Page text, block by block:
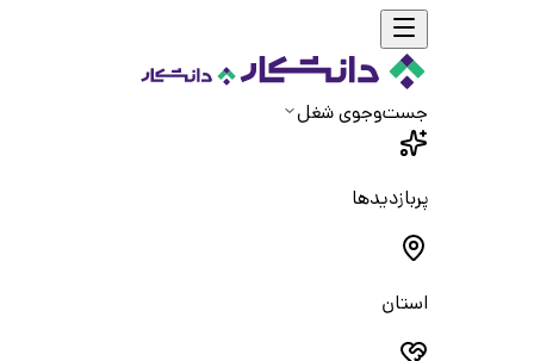
جست‌و‌جوی شغل
پربازدیدها
استان